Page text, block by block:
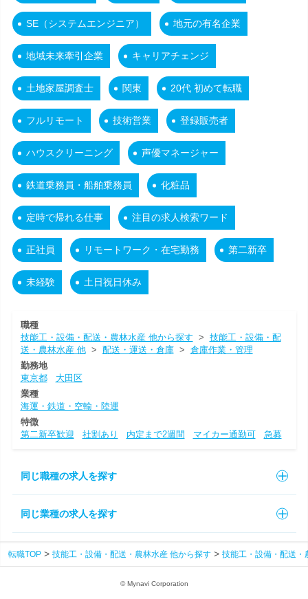
SE（システムエンジニア） 地元の有名企業
地域未来牽引企業 キャリアチェンジ
土地家屋調査士 関東 20代 初めて転職
フルリモート 技術営業 登録販売者
ハウスクリーニング 声優マネージャー
鉄道乗務員・船舶乗務員 化粧品
定時で帰れる仕事 注目の求人検索ワード
正社員 リモートワーク・在宅勤務 第二新卒
未経験 土日祝日休み
職種
技能工・設備・配送・農林水産 他から探す > 技能工・設備・配
送・農林水産 他> 配送・運送・倉庫> 倉庫作業・管理
勤務地
東京都
大田区
業種
海運・鉄道・空輸・陸運
特徴
第二新卒歓迎
社割あり 内定まで2週間 マイカー通勤可 急募
同じ職種の求人を探す
同じ業種の求人を探す
転職TOP 技能工・設備・配送・農林水産 他から探す 技能工・設備・配送・
© Mynavi Corporation